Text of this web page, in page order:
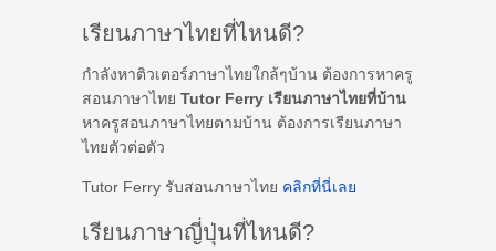
เรียนภาษาไทยที่ไหนดี?
กำลังหาติวเตอร์ภาษาไทยใกล้ๆบ้าน ต้องการหาครู
สอนภาษาไทย Tutor Ferry เรียนภาษาไทยที่บ้าน
หาครูสอนภาษาไทยตามบ้าน ต้องการเรียนภาษา
ไทยตัวต่อตัว
Tutor Ferry รับสอนภาษาไทย คลิกที่นี่เลย
เรียนภาษาญี่ปุ่นที่ไหนดี?